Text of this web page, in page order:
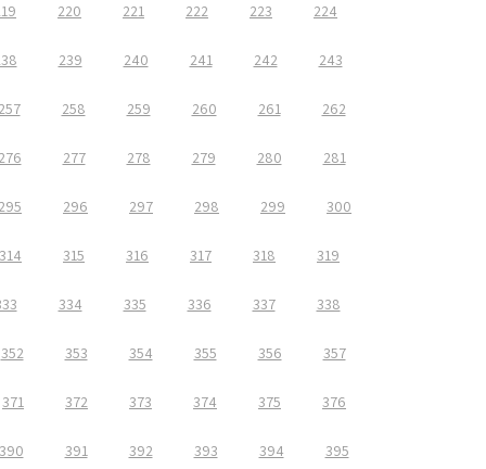
220 221 222 223 224
239 240 241 242 243
258 259 260 261 262
277 278 279 280 281
296 297 298 299 300
314 315 316 317 318 319
334 335 336 337 338
352 353 354 355 356 357
371 372 373 374 375 376
391 392 393 394 395